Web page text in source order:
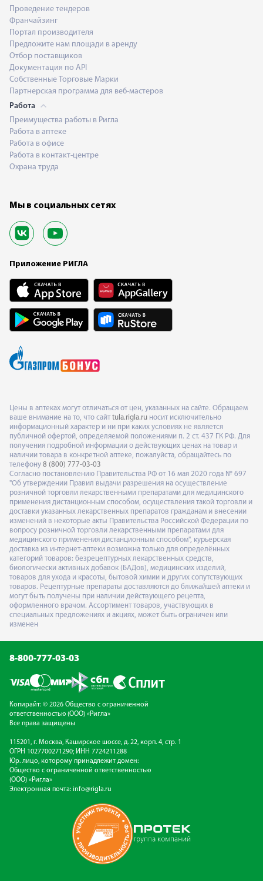
Проведение тендеров
Франчайзинг
Портал производителя
Предложите нам площади в аренду
Отбор поставщиков
Документация по API
Собственные Торговые Марки
Партнерская программа для веб-мастеров
Работа
Преимущества работы в Ригла
Работа в аптеке
Работа в офисе
Работа в контакт-центре
Охрана труда
Мы в социальных сетях
Приложение РИГЛА
Цены в аптеках могут отличаться от цен, указанных на сайте. Обращаем
ваше внимание на то, что сайт tula.rigla.ru носит исключительно
информационный характер и ни при каких условиях не является
публичной офертой, определяемой положениями п. 2 ст. 437 ГК РФ. Для
получения подробной информации о действующих ценах на товар и
наличии товара в конкретной аптеке, пожалуйста, обращайтесь по
телефону 8 (800) 777-03-03
Согласно постановлению Правительства РФ от 16 мая 2020 года № 697
"Об утверждении Правил выдачи разрешения на осуществление
розничной торговли лекарственными препаратами для медицинского
применения дистанционным способом, осуществления такой торговли и
доставки указанных лекарственных препаратов гражданам и внесении
изменений в некоторые акты Правительства Российской Федерации по
вопросу розничной торговли лекарственными препаратами для
медицинского применения дистанционным способом", курьерская
доставка из интернет-аптеки возможна только для определённых
категорий товаров: безрецептурных лекарственных средств,
биологически активных добавок (БАДов), медицинских изделий,
товаров для ухода и красоты, бытовой химии и других сопутствующих
товаров. Рецептурные препараты доставляются до ближайшей аптеки и
могут быть получены при наличии действующего рецепта,
оформленного врачом. Ассортимент товаров, участвующих в
специальных предложениях и акциях, может быть ограничен или
изменен
8-800-777-03-03
Копирайт: © 2026 Общество с ограниченной
ответственностью (ООО) «Ригла»
Все права защищены
115201, г. Москва, Каширское шоссе, д. 22, корп. 4, стр. 1
ОГРН 1027700271290; ИНН 7724211288
Юр. лицо, которому принадлежит домен:
Общество с ограниченной ответственностью
(ООО) «Ригла»
Электронная почта: info@rigla.ru